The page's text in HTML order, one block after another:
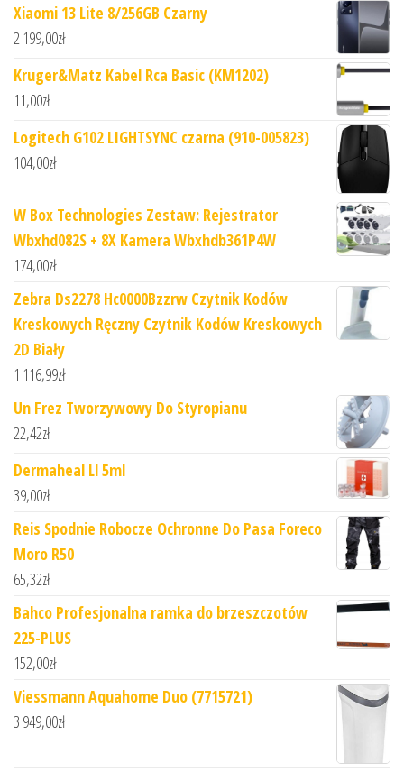
Xiaomi 13 Lite 8/256GB Czarny
2 199,00zł
Kruger&Matz Kabel Rca Basic (KM1202)
11,00zł
Logitech G102 LIGHTSYNC czarna (910-005823)
104,00zł
W Box Technologies Zestaw: Rejestrator
Wbxhd082S + 8X Kamera Wbxhdb361P4W
174,00zł
Zebra Ds2278 Hc0000Bzzrw Czytnik Kodów
Kreskowych Ręczny Czytnik Kodów Kreskowych
2D Biały
1 116,99zł
Un Frez Tworzywowy Do Styropianu
22,42zł
Dermaheal Ll 5ml
39,00zł
Reis Spodnie Robocze Ochronne Do Pasa Foreco
Moro R50
65,32zł
Bahco Profesjonalna ramka do brzeszczotów
225-PLUS
152,00zł
Viessmann Aquahome Duo (7715721)
3 949,00zł